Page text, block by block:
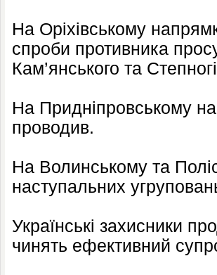
На Оріхівському
спроби противника
Кам’янського та
На Придніпровському
проводив.
На Волинському та
наступальних
Українські захисники
чинять ефективний